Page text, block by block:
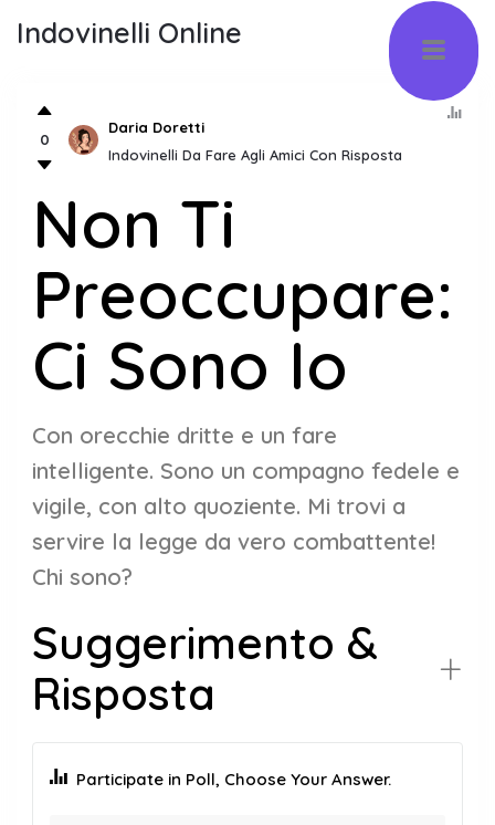
Indovinelli Online
0
Daria Doretti
Indovinelli Da Fare Agli Amici Con Risposta
Non Ti
Preoccupare:
Ci Sono Io
Con orecchie dritte e un fare
intelligente. Sono un compagno fedele e
vigile, con alto quoziente. Mi trovi a
servire la legge da vero combattente!
Chi sono?
Suggerimento &
Risposta
Participate in Poll, Choose Your Answer.